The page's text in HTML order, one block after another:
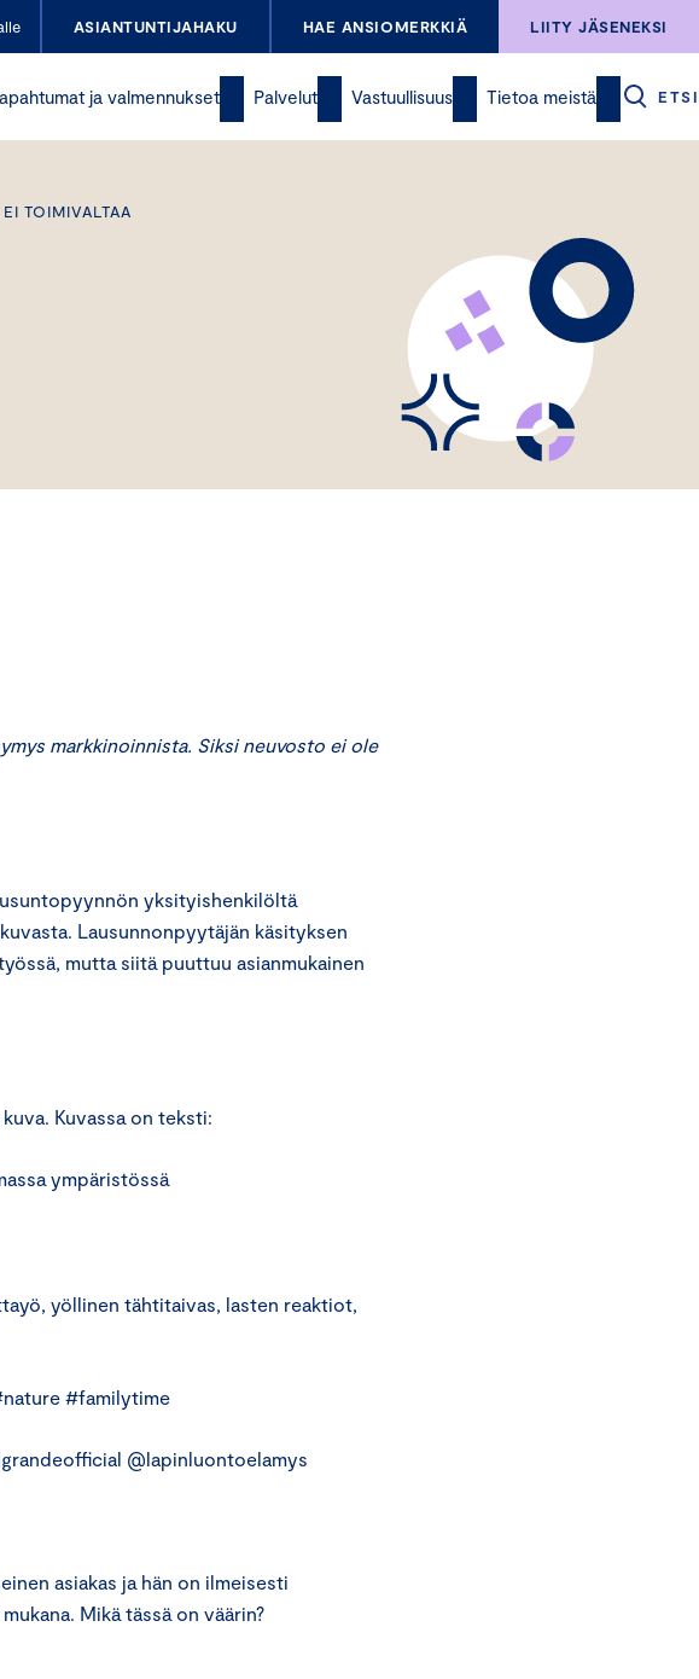
ASIANTUNTIJAHAKU HAE ANSIOMERKKIÄ LIITY JÄSENEKSI
ja valmennukset Palvelut Vastuullisuus Tietoa meistä ETSI
TOIMIVALTAA
markkinoinnista. Siksi neuvosto ei ole
yksityishenkilöltä
Lausunnonpyytäjän käsityksen
mutta siitä puuttuu asianmukainen
Kuvassa on teksti:
ympäristössä
yöllinen tähtitaivas, lasten reaktiot,
#familytime
@lapinluontoelamys
asiakas ja hän on ilmeisesti
Mikä tässä on väärin?